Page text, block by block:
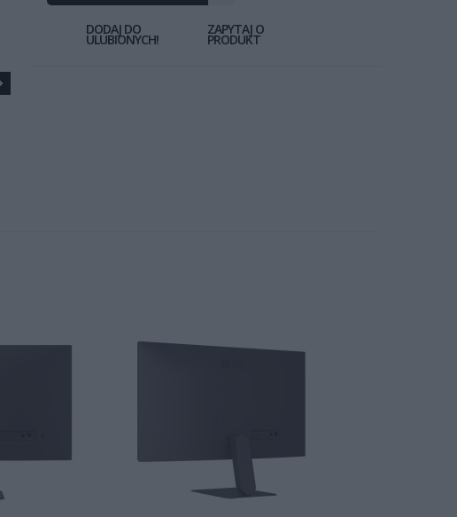
DODAJ DO
ULUBIONYCH!
ZAPYTAJ O
PRODUKT